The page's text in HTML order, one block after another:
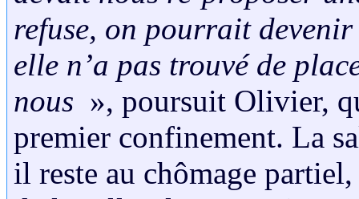
refuse, on pourrait
elle n’a pas trouvé de
nous », poursuit Olivier,
premier confinement. La
il reste au chômage